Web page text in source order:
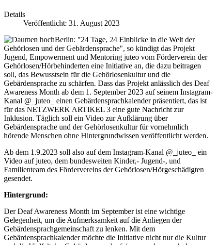
Details
Veröffentlicht: 31. August 2023
Berlin: "24 Tage, 24 Einblicke in die Welt der
Gehörlosen und der Gebärdensprache", so kündigt das Projekt
Jugend, Empowerment und Mentoring juteo vom Förderverein der
Gehörlosen/Hörbehinderten eine Initiative an, die dazu beitragen
soll, das Bewusstsein für die Gehörlosenkultur und die
Gebärdensprache zu schärfen. Dass das Projekt anlässlich des Deaf
Awareness Month ab dem 1. September 2023 auf seinem Instagram-
Kanal @_juteo_ einen Gebärdensprachkalender präsentiert, das ist
für das NETZWERK ARTIKEL 3 eine gute Nachricht zur
Inklusion. Täglich soll ein Video zur Aufklärung über
Gebärdensprache und der Gehörlosenkultur für vornehmlich
hörende Menschen ohne Hintergrundwissen veröffentlicht werden.
Ab dem 1.9.2023 soll also auf dem Instagram-Kanal @_juteo_ ein
Video auf juteo, dem bundesweiten Kinder,- Jugend-, und
Familienteam des Fördervereins der Gehörlosen/Hörgeschädigten
gesendet.
Hintergrund:
Der Deaf Awareness Month im September ist eine wichtige
Gelegenheit, um die Aufmerksamkeit auf die Anliegen der
Gebärdensprachgemeinschaft zu lenken. Mit dem
Gebärdensprachkalender möchte die Initiative nicht nur die Kultur